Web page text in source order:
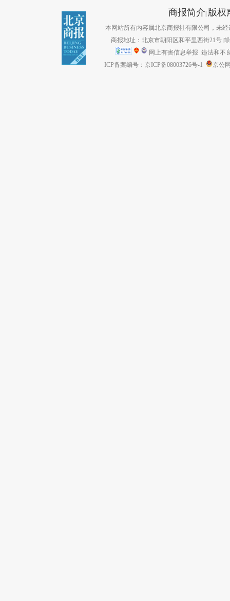
商报简介| 版权
本网站所有内容属北京商报社有限公司，未经
商报地址：北京市朝阳区和平里西街21号
网上有害信息举报 违法和不
ICP备案编号：京ICP备08003726号-1
京公